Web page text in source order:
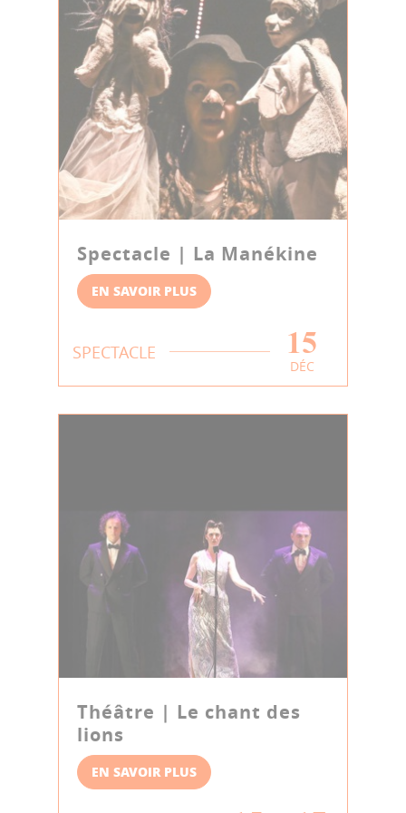
Spectacle | La Manékine
EN SAVOIR PLUS
SPECTACLE 15
DÉC
Théâtre | Le chant des
lions
EN SAVOIR PLUS